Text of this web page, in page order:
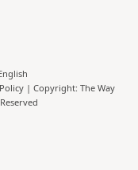
| Copyright: The Way